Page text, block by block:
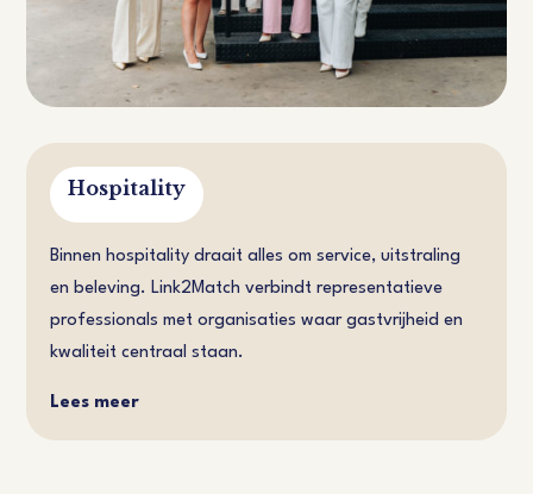
Hospitality
Binnen hospitality draait alles om service, uitstraling
en beleving. Link2Match verbindt representatieve
professionals met organisaties waar gastvrijheid en
kwaliteit centraal staan.
Lees meer